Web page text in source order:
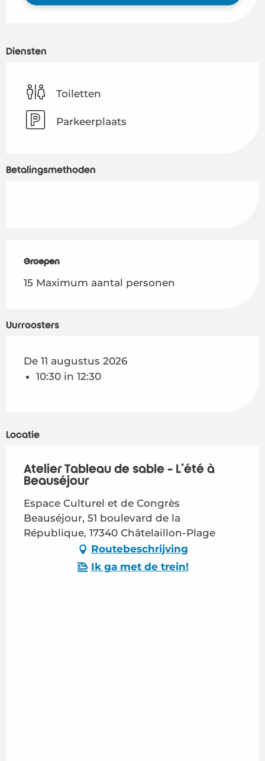
Diensten
Toiletten
Parkeerplaats
Betalingsmethoden
Groepen
Groepen
15 Maximum aantal personen
Uurroosters
De 11 augustus 2026
10:30 in 12:30
Locatie
Atelier Tableau de sable - L'été à
Beauséjour
Espace Culturel et de Congrès
Beauséjour, 51 boulevard de la
République, 17340 Châtelaillon-Plage
Routebeschrijving
Ik ga met de trein!